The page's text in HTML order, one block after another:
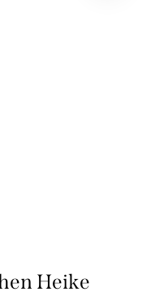
Heike